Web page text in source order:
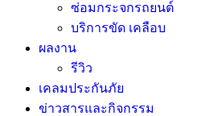
ซ่อมกระจกรถยนต์
บริการขัด เคลือบ
ผลงาน
รีวิว
เคลมประกันภัย
ข่าวสารและกิจกรรม